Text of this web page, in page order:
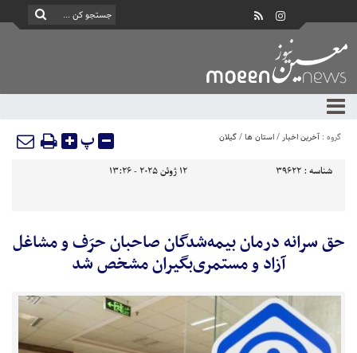
گروه : آخرین اخبار/استان ها/گیلان پ
شناسه : 39622 12 ژوئن 2025 - 13:26
حق سرانه درمان بیمه‌شدگان صاحبان حرَف و مشاغل
آزاد و مستمری‌بگیران مشخص شد